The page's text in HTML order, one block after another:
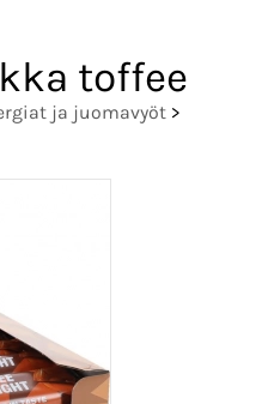
toffee
ja juomavyöt >